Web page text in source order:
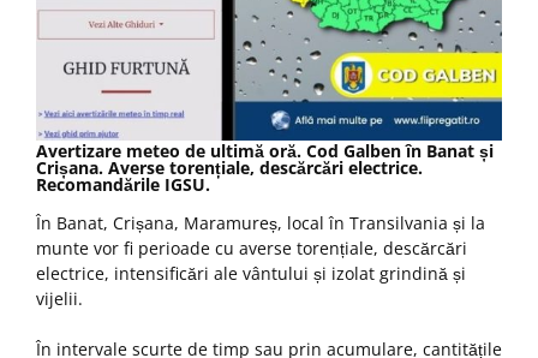
Avertizare meteo de ultimă oră. Cod Galben în Banat și
Crișana. Averse torențiale, descărcări electrice.
Recomandările IGSU.
În Banat, Crișana, Maramureș, local în Transilvania și la
munte vor fi perioade cu averse torențiale, descărcări
electrice, intensificări ale vântului și izolat grindină și
vijelii.
În intervale scurte de timp sau prin acumulare, cantitățile